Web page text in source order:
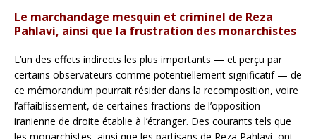
Le marchandage mesquin et criminel de Reza
Pahlavi, ainsi que la frustration des monarchistes
L’un des effets indirects les plus importants — et perçu par
certains observateurs comme potentiellement significatif — de
ce mémorandum pourrait résider dans la recomposition, voire
l’affaiblissement, de certaines fractions de l’opposition
iranienne de droite établie à l’étranger. Des courants tels que